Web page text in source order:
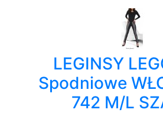
LEGINSY
Spodniowe
742 M/L